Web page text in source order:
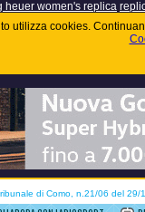
heuer women's replica
utilizza cookies.
di Como, n.21/06 del 29/